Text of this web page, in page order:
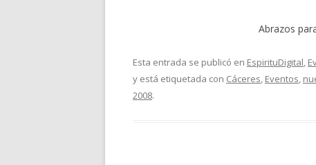
Abrazos
Esta entrada se publicó en EspirituDigital,
y está etiquetada con Cáceres, Eventos,
2008.